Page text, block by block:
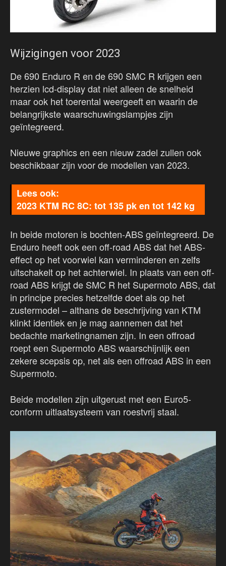
Wijzigingen voor 2023
De 690 Enduro R en de 690 SMC R krijgen een
herzien lcd-display dat niet alleen de snelheid
maar ook het toerental weergeeft en waarin de
belangrijkste waarschuwingslampjes zijn
geïntegreerd.
Nieuwe graphics en een nieuw zadel zullen ook
beschikbaar zijn voor de modellen van 2023.
2023 KTM RC 8C: tot 135 pk en tot 142 kg
In beide motoren is bochten-ABS geïntegreerd. De
Enduro heeft ook een off-road ABS dat het ABS-
effect op het voorwiel kan verminderen en zelfs
uitschakelt op het achterwiel. In plaats van een off-
road ABS krijgt de SMC R het Supermoto ABS, dat
in principe precies hetzelfde doet als op het
zustermodel – althans de beschrijving van KTM
klinkt identiek en je mag aannemen dat het
bedachte marketingnamen zijn. In een offroad
roept een Supermoto ABS waarschijnlijk een
zekere scepsis op, net als een offroad ABS in een
Supermoto.
Beide modellen zijn uitgerust met een Euro5-
conform uitlaatsysteem van roestvrij staal.